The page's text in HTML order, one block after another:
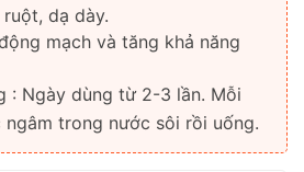
dạ dày.
mạch và tăng khả năng
: Ngày dùng từ 2-3 lần. Mỗi
ngâm trong nước sôi rồi uống.